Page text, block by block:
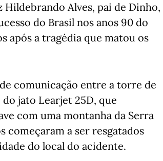
Alves, pai de Dinho,
do Brasil nos anos 90 do
após a tragédia que matou os
comunicação entre a torre de
jato Learjet 25D, que
com uma montanha da Serra
começaram a ser resgatados
do local do acidente.